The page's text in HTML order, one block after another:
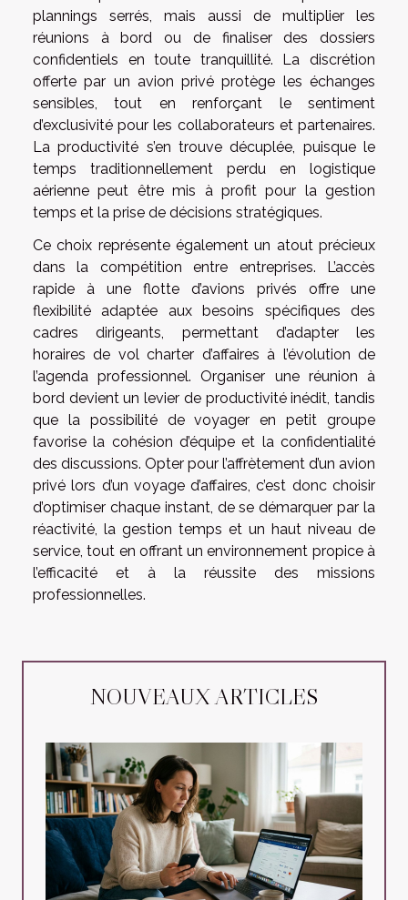
plannings serrés, mais aussi de multiplier les
réunions à bord ou de finaliser des dossiers
confidentiels en toute tranquillité. La discrétion
offerte par un avion privé protège les échanges
sensibles, tout en renforçant le sentiment
d’exclusivité pour les collaborateurs et partenaires.
La productivité s’en trouve décuplée, puisque le
temps traditionnellement perdu en logistique
aérienne peut être mis à profit pour la gestion
temps et la prise de décisions stratégiques.
Ce choix représente également un atout précieux
dans la compétition entre entreprises. L’accès
rapide à une flotte d’avions privés offre une
flexibilité adaptée aux besoins spécifiques des
cadres dirigeants, permettant d’adapter les
horaires de vol charter d’affaires à l’évolution de
l’agenda professionnel. Organiser une réunion à
bord devient un levier de productivité inédit, tandis
que la possibilité de voyager en petit groupe
favorise la cohésion d’équipe et la confidentialité
des discussions. Opter pour l’affrètement d’un avion
privé lors d’un voyage d’affaires, c’est donc choisir
d’optimiser chaque instant, de se démarquer par la
réactivité, la gestion temps et un haut niveau de
service, tout en offrant un environnement propice à
l’efficacité et à la réussite des missions
professionnelles.
NOUVEAUX ARTICLES